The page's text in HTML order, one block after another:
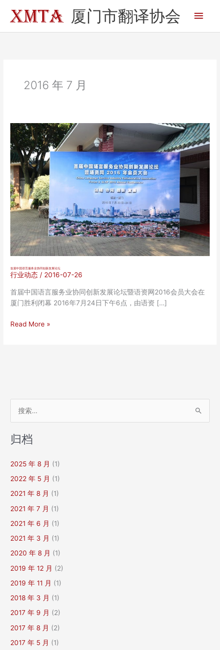
厦门市翻译协会
主
菜
2016 年 7 月
首届中国语言服务业协同创新发展论坛
行业动态 / 2016-07-26
首届中国语言服务业协同创新发展论坛暨语资网2016会员大会在
厦门胜利闭幕 2016年7月24日下午6点，由语资 […]
首
务
协
创
发
展
坛
Read More »
归档
2025 年 8 月 (1)
2022 年 5 月 (1)
2021 年 8 月 (1)
2021 年 7 月 (1)
2021 年 6 月 (1)
2021 年 3 月 (1)
2020 年 8 月 (1)
2019 年 12 月 (2)
2019 年 11 月 (1)
2018 年 3 月 (1)
2017 年 9 月 (2)
2017 年 8 月 (2)
2017 年 5 月 (1)